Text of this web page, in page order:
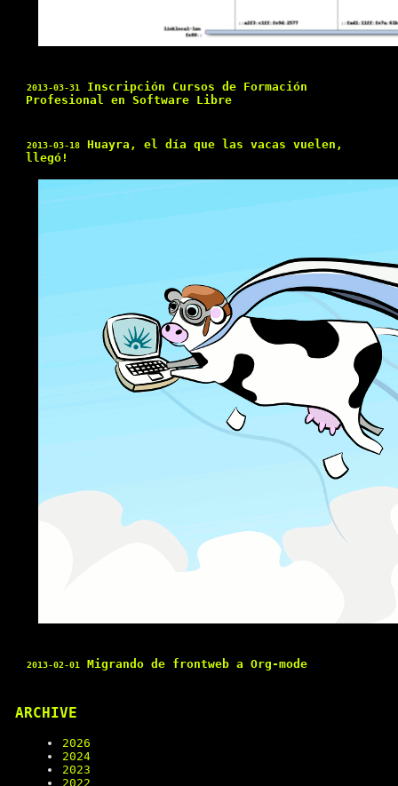
2013-03-31
Inscripción Cursos de Formación
Profesional en Software Libre
2013-03-18Huayra, el día que las vacas vuelen,
llegó!
2013-02-01 Migrando de frontweb a Org-mode
ARCHIVE
2026
2024
2023
2022